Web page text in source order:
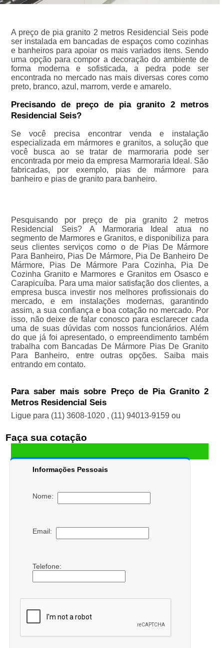
A preço de pia granito 2 metros Residencial Seis pode
ser instalada em bancadas de espaços como cozinhas
e banheiros para apoiar os mais variados itens. Sendo
uma opção para compor a decoração do ambiente de
forma moderna e sofisticada, a pedra pode ser
encontrada no mercado nas mais diversas cores como
preto, branco, azul, marrom, verde e amarelo.
Precisando de preço de pia granito 2 metros
Residencial Seis?
Se você precisa encontrar venda e instalação
especializada em mármores e granitos, a solução que
você busca ao se tratar de marmoraria pode ser
encontrada por meio da empresa Marmoraria Ideal. São
fabricadas, por exemplo, pias de mármore para
banheiro e pias de granito para banheiro.
Pesquisando por preço de pia granito 2 metros
Residencial Seis? A Marmoraria Ideal atua no
segmento de Marmores e Granitos, e disponibiliza para
seus clientes serviços como o de Pias De Mármore
Para Banheiro, Pias De Mármore, Pia De Banheiro De
Mármore, Pias De Mármore Para Cozinha, Pia De
Cozinha Granito e Marmores e Granitos em Osasco e
Carapicuíba. Para uma maior satisfação dos clientes, a
empresa busca investir nos melhores profissionais do
mercado, e em instalações modernas, garantindo
assim, a sua confiança e boa cotação no mercado. Por
isso, não deixe de falar conosco para esclarecer cada
uma de suas dúvidas com nossos funcionários. Além
do que já foi apresentado, o empreendimento também
trabalha com Bancadas De Mármore Pias De Granito
Para Banheiro, entre outras opções. Saiba mais
entrando em contato.
Para saber mais sobre Preço de Pia Granito 2
Metros Residencial Seis
Ligue para (11) 3608-1020 , (11) 94013-9159 ou
Faça sua cotação
Informações Pessoais
Nome:
Email:
Telefone: